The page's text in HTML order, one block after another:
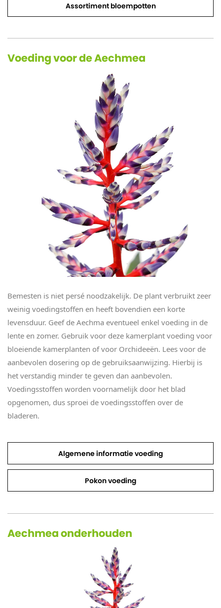
Assortiment bloempotten
Voeding voor de Aechmea
Bemesten is niet persé noodzakelijk. De plant verbruikt zeer
weinig voedingstoffen en heeft bovendien een korte
levensduur. Geef de Aechma eventueel enkel voeding in de
lente en zomer. Gebruik voor deze kamerplant voeding voor
bloeiende kamerplanten of voor Orchideeën. Lees voor de
aanbevolen dosering op de gebruiksaanwijzing. Hierbij is
het verstandig minder te geven dan aanbevolen.
Voedingsstoffen worden voornamelijk door het blad
opgenomen, dus sproei de voedingsstoffen over de
bladeren.
Algemene informatie voeding
Pokon voeding
Aechmea onderhouden